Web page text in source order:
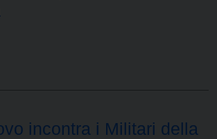
incontra i Militari della